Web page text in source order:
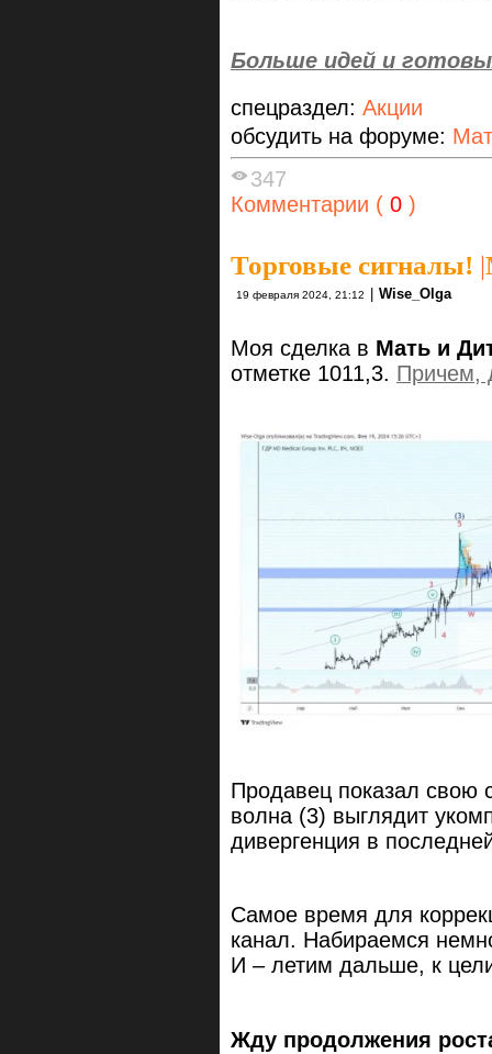
Больше идей и
спецраздел: Акции
обсудить на форуме:
347
Комментарии ( 0 )
Торговые сигналы! |
19 февраля 2024, 21:12 | Wise_Olga
Моя сделка в Мать и
отметке 1011,3. Причем,
Продавец показал свою
волна (3) выглядит
дивергенция в
Самое время для
канал. Набираемся
И – летим дальше, к
Жду продолжения